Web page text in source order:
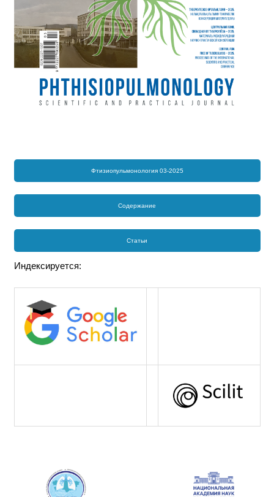
Фтизиопульмонология 03-2025
Содержание
Статьи
Индексируется: